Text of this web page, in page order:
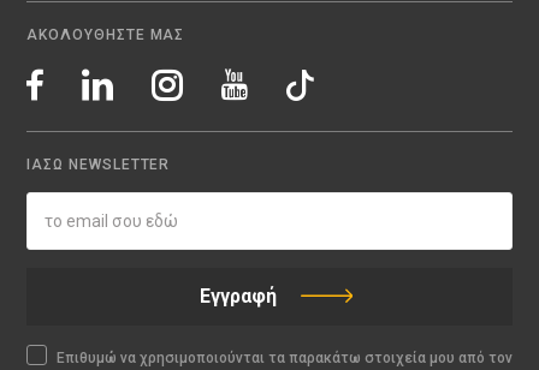
ΑΚΟΛΟΥΘΗΣΤΕ ΜΑΣ
ΙΑΣΩ NEWSLETTER
Εγγραφή
Επιθυμώ να χρησιμοποιούνται τα παρακάτω στοιχεία μου από τον